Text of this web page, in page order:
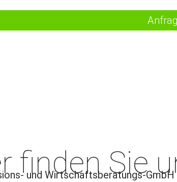
finden Sie
und Wirtschaftsberatungs-GmbH